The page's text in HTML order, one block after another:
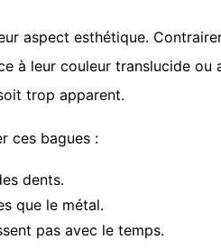
aspect esthétique.
à leur couleur translucide
trop apparent.
ces bagues :
dents.
que le métal.
pas avec le temps.